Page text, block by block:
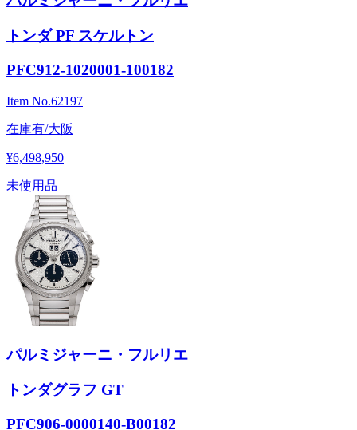
トンダ PF スケルトン
PFC912-1020001-100182
Item No.62197
在庫有/大阪
¥6,498,950
未使用品
パルミジャーニ・フルリエ
トンダグラフ GT
PFC906-0000140-B00182